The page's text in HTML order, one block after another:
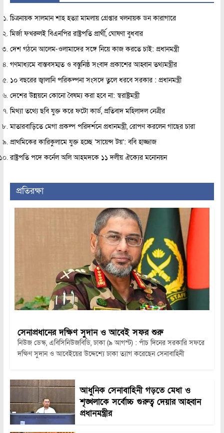
চিত্রনায়ক সালমান শাহ হত্যা মামলায় গ্রেপ্তার খলনায়ক ডন কারাগারে
মির্জা ফখরুলই বিএনপির রাষ্ট্রপতি প্রার্থী, ঘোষণা বুধবার
দেশ গঠনে আলেম-ওলামাদের সঙ্গে নিয়ে কাজ করতে চাই: প্রধানমন্ত্রী
গণমাধ্যমে বাস্তবসম্মত ও বস্তুনিষ্ঠ সংবাদ প্রকাশের আহ্বান তথ্যমন্ত্রীর
১০ বছরের জ্বালানি পরিকল্পনা সংসদে তুলে ধরবে সরকার : প্রধানমন্ত্রী
দেশের উন্নয়নে কোনো বৈষম্য করা হবে না: স্বরাষ্ট্রমন্ত্রী
মিথ্যা তথ্যে ছবি যুক্ত করে ফটো কার্ড, প্রতিবাদ মহিলাদল নেত্রীর
মাতারবাড়িতে মেগা প্রকল্প পরিদর্শনে প্রধানমন্ত্রী, রোপণ করলেন গাছের চারা
প্রাথমিকের কারিকুলামে যুক্ত হচ্ছে ‘সায়েন্স টয়’: ববি হাজ্জাজ
রাষ্ট্রপতি পদে কর্নেল অলি আহমদকে ১১ দলীয় ঐক্যের মনোনয়ন
প্রতিরক্ষা
সেনাপ্রধানের দক্ষিণ সুদান ও আবেই সফর শুরু
নিউজ ডেস্ক, এবিসিনিউজবিডি, ঢাকা (৯ আগস্ট) : পাঁচ দিনের সরকারি সফরে
দক্ষিণ সুদান ও আবেইয়ের উদ্দেশ্যে ঢাকা ত্যাগ করেছেন সেনাবাহিনী
আধুনিক সেনাবাহিনী গড়তে মেধা ও
শৃঙ্খলাকে সর্বোচ্চ গুরুত্ব দেয়ার আহ্বান
প্রধানমন্ত্রীর